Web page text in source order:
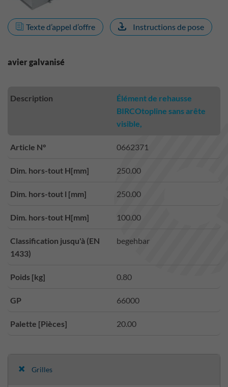
Texte d’appel d’offre Instructions de pose
avier galvanisé
Description
Élément de rehausse
BIRCOtopline sans arête
visible,
Article N° 0662371
Dim. hors-tout H[mm] 250.00
Dim. hors-tout l [mm] 250.00
Dim. hors-tout H[mm] 100.00
Classification jusqu'à (EN
1433)
begehbar
Poids [kg] 0.80
GP 66000
Palette [Pièces] 20.00
Grilles